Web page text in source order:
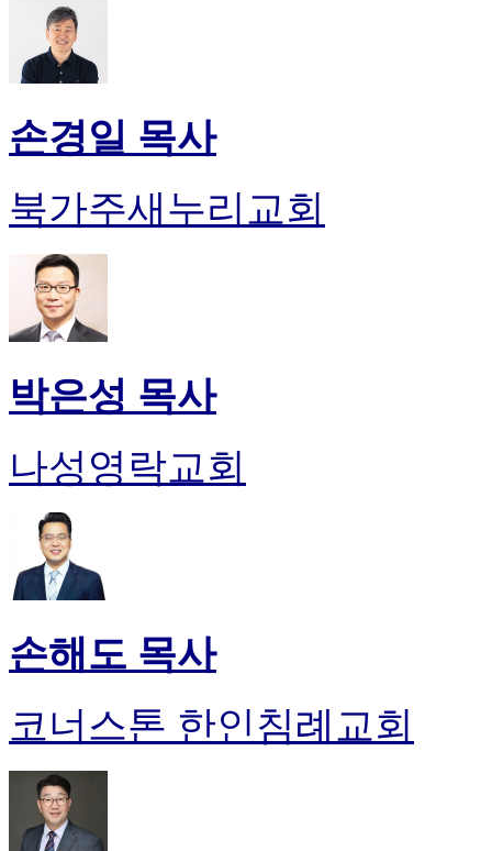
손경일 목사
북가주새누리교회
박은성 목사
나성영락교회
손해도 목사
코너스톤 한인침례교회